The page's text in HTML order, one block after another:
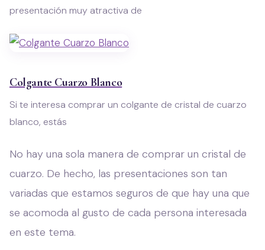
presentación muy atractiva de
Colgante Cuarzo Blanco
Si te interesa comprar un colgante de cristal de cuarzo
blanco, estás
No hay una sola manera de comprar un cristal de
cuarzo. De hecho, las presentaciones son tan
variadas que estamos seguros de que hay una que
se acomoda al gusto de cada persona interesada
en este tema.